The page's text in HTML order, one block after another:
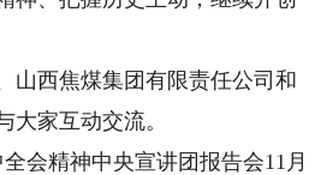
西焦煤集团有限责任公司和
家互动交流。
会精神中央宣讲团报告会11月